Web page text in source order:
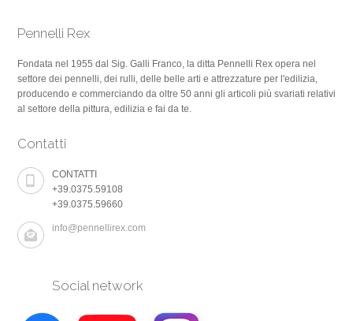
Pennelli Rex
Fondata nel 1955 dal Sig. Galli Franco, la ditta Pennelli Rex opera nel
settore dei pennelli, dei rulli, delle belle arti e attrezzature per l'edilizia,
producendo e commerciando da oltre 50 anni gli articoli più svariati relativi
al settore della pittura, edilizia e fai da te.
Contatti
CONTATTI
+39.0375.59108
+39.0375.59660
info@pennellirex.com
Social network